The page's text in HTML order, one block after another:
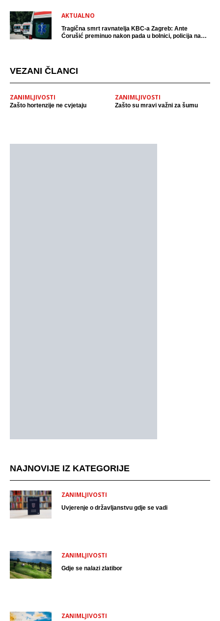
AKTUALNO
Tragična smrt ravnatelja KBC-a Zagreb: Ante
Ćorušić preminuo nakon pada u bolnici, policija na
VEZANI ČLANCI
ZANIMLJIVOSTI
Zašto hortenzije ne cvjetaju
ZANIMLJIVOSTI
Zašto su mravi važni za šumu
NAJNOVIJE IZ KATEGORIJE
ZANIMLJIVOSTI
Uvjerenje o državljanstvu gdje se vadi
ZANIMLJIVOSTI
Gdje se nalazi zlatibor
ZANIMLJIVOSTI